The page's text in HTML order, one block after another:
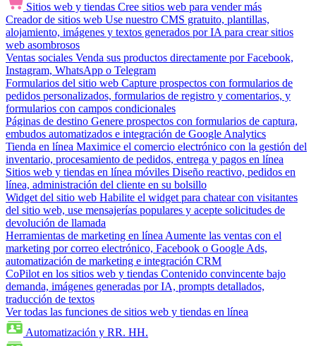
Sitios web y tiendas Cree sitios web para vender más
Creador de sitios web Use nuestro CMS gratuito, plantillas,
alojamiento, imágenes y textos generados por IA para crear sitios
web asombrosos
Ventas sociales Venda sus productos directamente por Facebook,
Instagram, WhatsApp o Telegram
Formularios del sitio web Capture prospectos con formularios de
pedidos personalizados, formularios de registro y comentarios, y
formularios con campos condicionales
Páginas de destino Genere prospectos con formularios de captura,
embudos automatizados e integración de Google Analytics
Tienda en línea Maximice el comercio electrónico con la gestión del
inventario, procesamiento de pedidos, entrega y pagos en línea
Sitios web y tiendas en línea móviles Diseño reactivo, pedidos en
línea, administración del cliente en su bolsillo
Widget del sitio web Habilite el widget para chatear con visitantes
del sitio web, use mensajerías populares y acepte solicitudes de
devolución de llamada
Herramientas de marketing en línea Aumente las ventas con el
marketing por correo electrónico, Facebook o Google Ads,
automatización de marketing e integración CRM
CoPilot en los sitios web y tiendas Contenido convincente bajo
demanda, imágenes generadas por IA, prompts detallados,
traducción de textos
Ver todas las funciones de sitios web y tiendas en línea
Automatización y RR. HH.